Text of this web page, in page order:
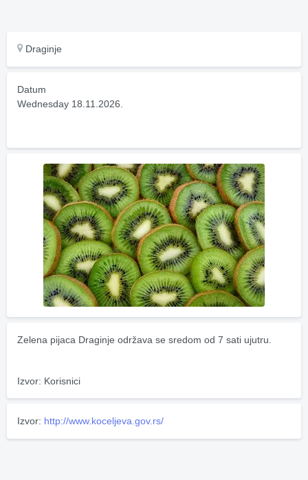
Draginje
Datum
Wednesday 18.11.2026.
Zelena pijaca Draginje održava se sredom od 7 sati ujutru.
Izvor: Korisnici
Izvor: http://www.koceljeva.gov.rs/